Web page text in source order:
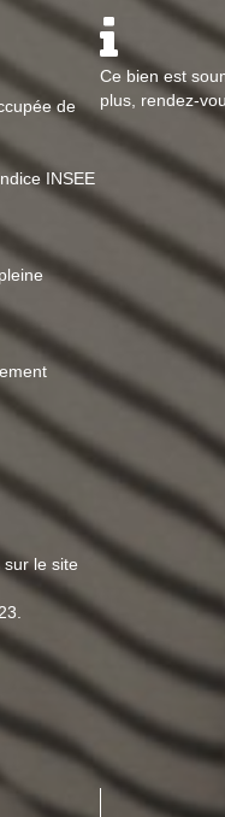
de
INSEE
le site
Ce bien est
plus, rendez-